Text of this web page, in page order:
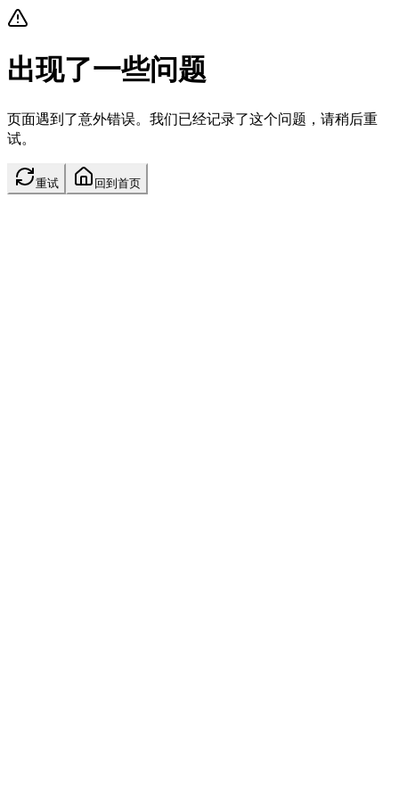
出现了一些问题
页面遇到了意外错误。我们已经记录了这个问题，请稍后重
试。
重试 回到首页